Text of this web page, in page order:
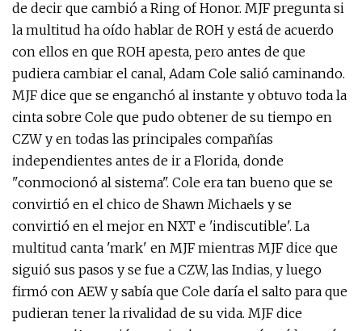
de decir que cambió a Ring of Honor. MJF pregunta si
la multitud ha oído hablar de ROH y está de acuerdo
con ellos en que ROH apesta, pero antes de que
pudiera cambiar el canal, Adam Cole salió caminando.
MJF dice que se enganchó al instante y obtuvo toda la
cinta sobre Cole que pudo obtener de su tiempo en
CZW y en todas las principales compañías
independientes antes de ir a Florida, donde
"conmocionó al sistema". Cole era tan bueno que se
convirtió en el chico de Shawn Michaels y se
convirtió en el mejor en NXT e 'indiscutible'. La
multitud canta 'mark' en MJF mientras MJF dice que
siguió sus pasos y se fue a CZW, las Indias, y luego
firmó con AEW y sabía que Cole daría el salto para que
pudieran tener la rivalidad de su vida. MJF dice